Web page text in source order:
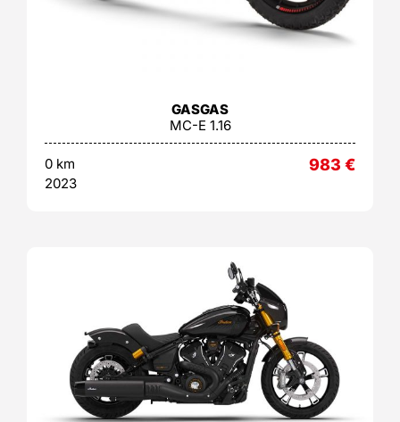
GASGAS
MC-E 1.16
0 km
2023
983 €